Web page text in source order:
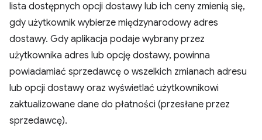
lista dostępnych opcji dostawy lub ich ceny zmienią się,
gdy użytkownik wybierze międzynarodowy adres
dostawy. Gdy aplikacja podaje wybrany przez
użytkownika adres lub opcję dostawy, powinna
powiadamiać sprzedawcę o wszelkich zmianach adresu
lub opcji dostawy oraz wyświetlać użytkownikowi
zaktualizowane dane do płatności (przesłane przez
sprzedawcę).